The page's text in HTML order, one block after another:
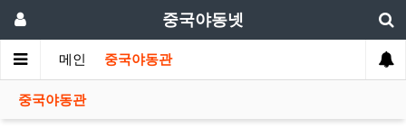
중국야동넷
메인 중국야동관
중국야동관